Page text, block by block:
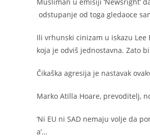
odstupanje od toga gledaoce
Ili vrhunski cinizam u iskazu
koja je odviš jednostavna. Zato
Čikaška agresija je nastavak
Marko Atilla Hoare, prevoditelj,
‘Ni EU ni SAD nemaju volje da
a’…